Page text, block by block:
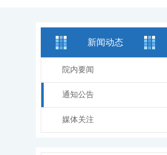
新闻动态
院内要闻
通知公告
媒体关注